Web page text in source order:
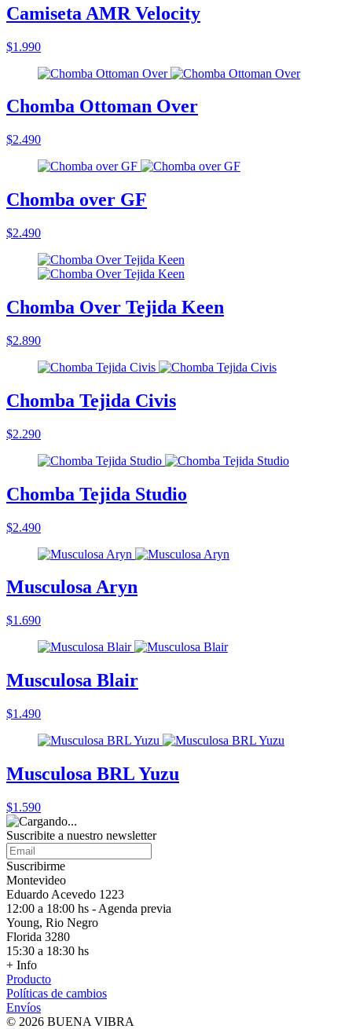
Camiseta AMR Velocity
$1.990
Chomba Ottoman Over
$2.490
Chomba over GF
$2.490
Chomba Over Tejida Keen
$2.890
Chomba Tejida Civis
$2.290
Chomba Tejida Studio
$2.490
Musculosa Aryn
$1.690
Musculosa Blair
$1.490
Musculosa BRL Yuzu
$1.590
Suscribite a nuestro newsletter
Suscribirme
Montevideo
Eduardo Acevedo 1223
12:00 a 18:00 hs - Agenda previa
Young, Rio Negro
Florida 3280
15:30 a 18:30 hs
+ Info
Producto
Políticas de cambios
Envíos
© 2026 BUENA VIBRA